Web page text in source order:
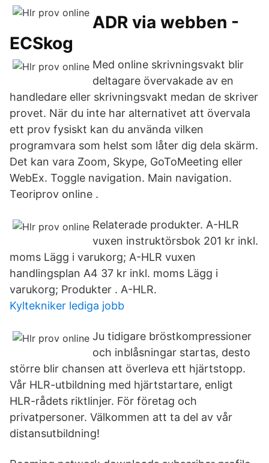
ADR via webben -
ECSkog
Med online skrivningsvakt blir
deltagare övervakade av en
handledare eller skrivningsvakt medan de skriver
provet. När du inte har alternativet att övervala
ett prov fysiskt kan du använda vilken
programvara som helst som låter dig dela skärm.
Det kan vara Zoom, Skype, GoToMeeting eller
WebEx. Toggle navigation. Main navigation.
Teoriprov online .
Relaterade produkter. A-HLR
vuxen instruktörsbok 201 kr inkl.
moms Lägg i varukorg; A-HLR vuxen
handlingsplan A4 37 kr inkl. moms Lägg i
varukorg; Produkter . A-HLR.
Kyltekniker lediga jobb
Ju tidigare bröstkompressioner
och inblåsningar startas, desto
större blir chansen att överleva ett hjärtstopp.
Vår HLR-utbildning med hjärtstartare, enligt
HLR-rådets riktlinjer. För företag och
privatpersoner. Välkommen att ta del av vår
distansutbildning!